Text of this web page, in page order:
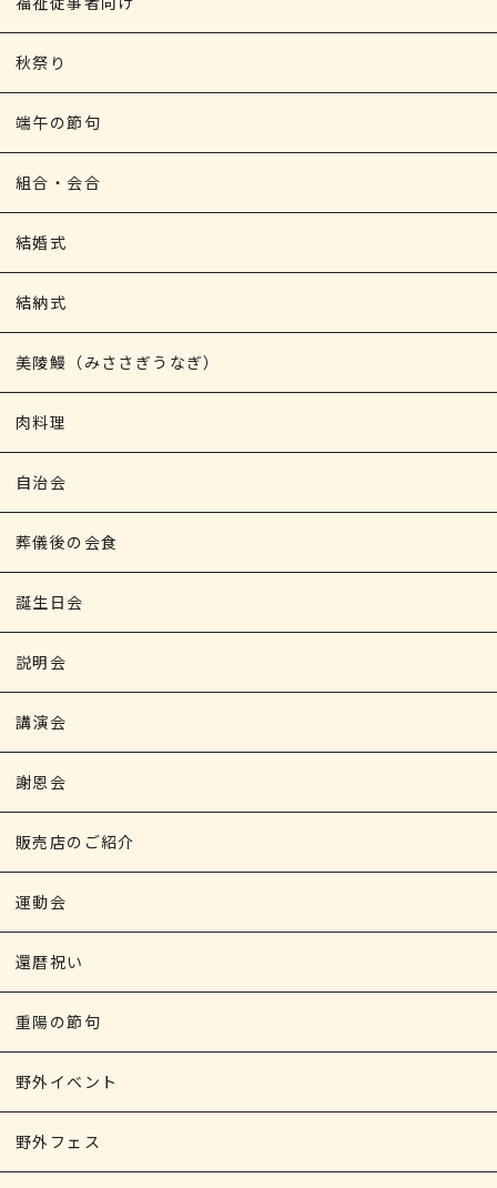
秋祭り
端午の節句
組合・会合
結婚式
結納式
美陵鰻（みささぎうなぎ）
肉料理
自治会
葬儀後の会食
誕生日会
説明会
講演会
謝恩会
販売店のご紹介
運動会
還暦祝い
重陽の節句
野外イベント
野外フェス